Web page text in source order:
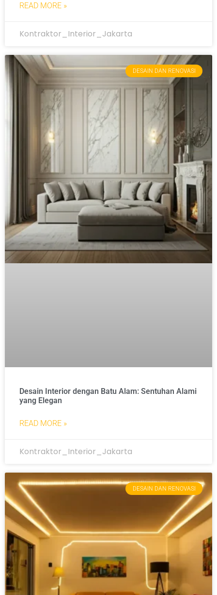
READ MORE »
Kontraktor_Interior_Jakarta
DESAIN DAN RENOVASI
Desain Interior dengan Batu Alam: Sentuhan Alami
yang Elegan
READ MORE »
Kontraktor_Interior_Jakarta
DESAIN DAN RENOVASI